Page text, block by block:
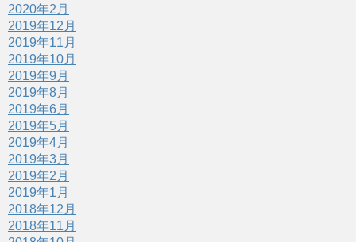
2020年2月
2019年12月
2019年11月
2019年10月
2019年9月
2019年8月
2019年6月
2019年5月
2019年4月
2019年3月
2019年2月
2019年1月
2018年12月
2018年11月